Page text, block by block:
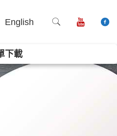
English
下載